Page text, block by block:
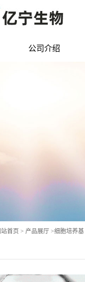
公司介绍
站首页 > 产品展厅 >细胞培养基